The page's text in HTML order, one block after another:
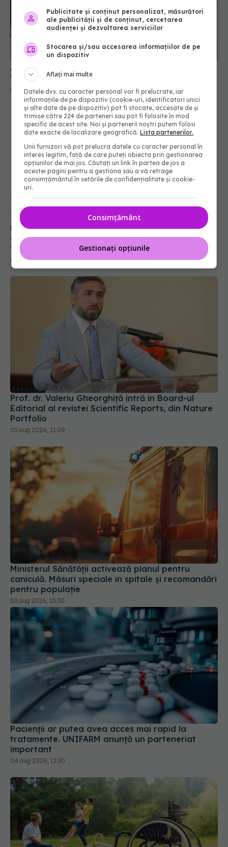
Alina Pușcău, diagnostic devastator! Am cinci
tumori și boala a ajuns la oase
04 aug 2026, 11:27
Pacienții români, blocați la „semaforul”
administrativ. Cât mai așteaptă România
tratamentele inovatoare deja aprobate în
Europa
05 aug 2026, 12:33
Prof. dr. Valeriu Gheorghiță intră în Board-ul
Editorial al revistei Scientific Reports, din Nature
Portfolio
05 aug 2026, 21:09
Ministerul Sănătății activează planul pentru
caniculă. Măsuri speciale în spitale și recomandări
pentru populație
03 aug 2026, 10:30
Pacienții ar putea avea acces mai rapid la
tratamente. UNIFARM anunță un parteneriat
important
04 aug 2026, 12:30
Publicitate și conținut personalizat, măsurători
ale publicității și de conținut, cercetarea
audienței și dezvoltarea serviciilor
Stocarea și/sau accesarea informațiilor de pe
un dispozitiv
Aflați mai multe
Datele dvs. cu caracter personal vor fi prelucrate, iar
informațiile de pe dispozitiv (cookie-uri, identificatori unici
și alte date de pe dispozitiv) pot fi stocate, accesate de și
trimise către 224 de parteneri sau pot fi folosite în mod
specific de acest site. Noi și partenerii noștri putem folosi
date exacte de localizare geografică.Lista partenerilor.
Unii furnizori vă pot prelucra datele cu caracter personal în
interes legitim, față de care puteți obiecta prin gestionarea
opțiunilor de mai jos. Căutați un link în partea de jos a
acestei pagini pentru a gestiona sau a vă retrage
consimțământul în setările de confidențialitate și cookie-
uri.
Consimțământ
Gestionați opțiunile